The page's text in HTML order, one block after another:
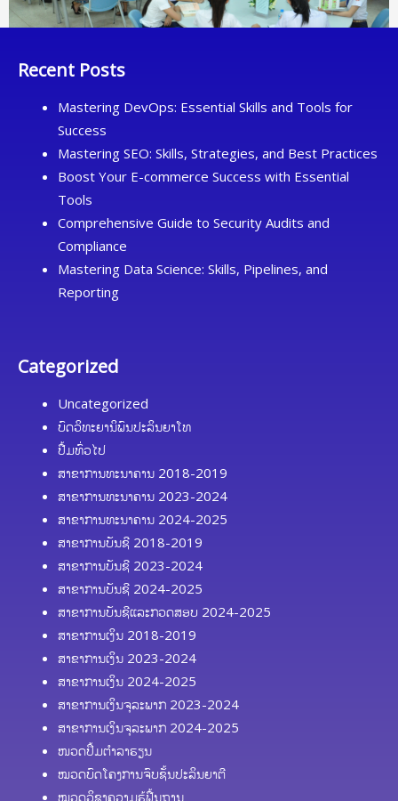
Recent Posts
Mastering DevOps: Essential Skills and Tools for
Success
Mastering SEO: Skills, Strategies, and Best Practices
Boost Your E-commerce Success with Essential
Tools
Comprehensive Guide to Security Audits and
Compliance
Mastering Data Science: Skills, Pipelines, and
Reporting
Categorized
Uncategorized
ບົດວິທະຍານິພົນປະລິນຍາໂທ
ປື້ມທົ່ວໄປ
ສາຂາການທະນາຄານ 2018-2019
ສາຂາການທະນາຄານ 2023-2024
ສາຂາການທະນາຄານ 2024-2025
ສາຂາການບັນຊີ 2018-2019
ສາຂາການບັນຊີ 2023-2024
ສາຂາການບັນຊີ 2024-2025
ສາຂາການບັນຊີແລະກວດສອບ 2024-2025
ສາຂາການເງິນ 2018-2019
ສາຂາການເງິນ 2023-2024
ສາຂາການເງິນ 2024-2025
ສາຂາການເງິນຈຸລະພາກ 2023-2024
ສາຂາການເງິນຈຸລະພາກ 2024-2025
ໜວດປຶ້ມຕຳລາຮຽນ
ໝວດບົດໂຄງການຈົບຊັ້ນປະລິນຍາຕີ
ໝວດວິຊາຄວາມຮູ້ຟື້ນຖານ